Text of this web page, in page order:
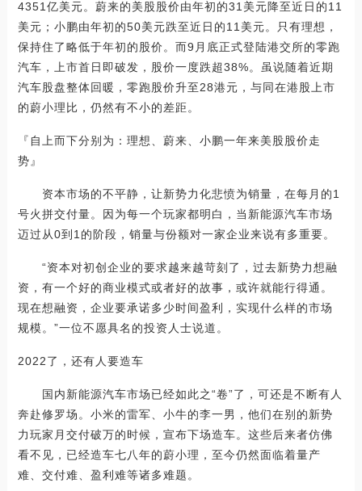
4351亿美元。蔚来的美股股价由年初的31美元降至近日的11
美元；小鹏由年初的50美元跌至近日的11美元。只有理想，
保持住了略低于年初的股价。而9月底正式登陆港交所的零跑
汽车，上市首日即破发，股价一度跌超38%。虽说随着近期
汽车股盘整体回暖，零跑股价升至28港元，与同在港股上市
的蔚小理比，仍然有不小的差距。
『自上而下分别为：理想、蔚来、小鹏一年来美股股价走
势』
资本市场的不平静，让新势力化悲愤为销量，在每月的1
号火拼交付量。因为每一个玩家都明白，当新能源汽车市场
迈过从0到1的阶段，销量与份额对一家企业来说有多重要。
“资本对初创企业的要求越来越苛刻了，过去新势力想融
资，有一个好的商业模式或者好的故事，或许就能行得通。
现在想融资，企业要承诺多少时间盈利，实现什么样的市场
规模。”一位不愿具名的投资人士说道。
2022了，还有人要造车
国内新能源汽车市场已经如此之“卷”了，可还是不断有人
奔赴修罗场。小米的雷军、小牛的李一男，他们在别的新势
力玩家月交付破万的时候，宣布下场造车。这些后来者仿佛
看不见，已经造车七八年的蔚小理，至今仍然面临着量产
难、交付难、盈利难等诸多难题。